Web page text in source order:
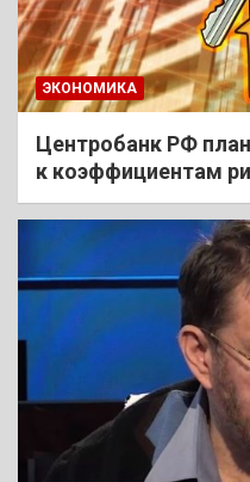
ЭКОНОМИКА
Центробанк РФ
к коэффициентам